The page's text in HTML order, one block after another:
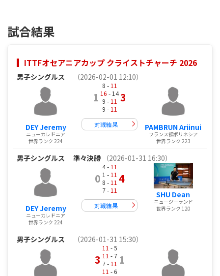
試合結果
ITTFオセアニアカップ クライストチャーチ 2026
男子シングルス （2026-02-01 12:10）
DEY Jeremy
ニューカレドニア
世界ランク 224
1
8 - 11
16 - 14
9 - 11
9 - 11
3
対戦結果 PAMBRUN Ariinui
フランス領ポリネシア
世界ランク 223
男子シングルス 準々決勝 （2026-01-31 16:30）
DEY Jeremy
ニューカレドニア
世界ランク 224
0
4 - 11
1 - 11
8 - 11
7 - 11
4
対戦結果
SHU Dean
ニュージーランド
世界ランク 120
男子シングルス （2026-01-31 15:30）
3
11 - 5
11 - 7
7 - 11
11 - 6
1